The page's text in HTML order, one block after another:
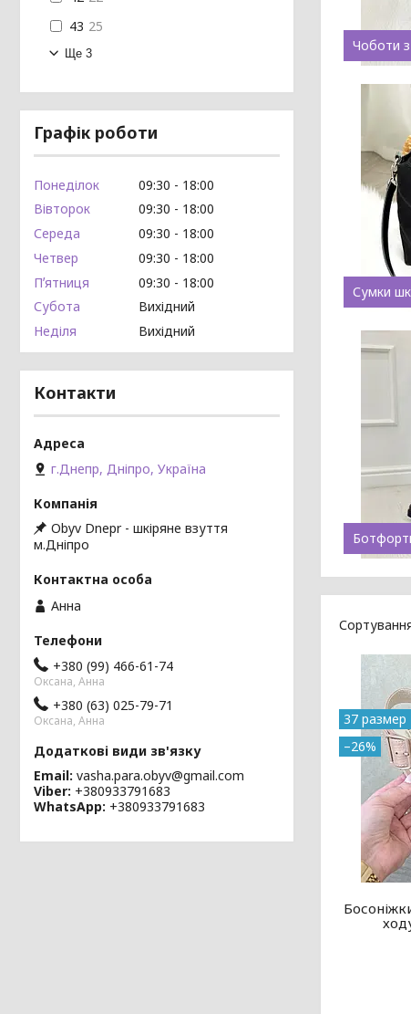
Чоботи з
Сумки
37 размер
–26%
43 25
Ще 3
Графік роботи
Понеділок 09:30
18:00
Вівторок
09:30
18:00
Середа
09:30
18:00
Четвер
09:30
18:00
Пʼятниця
09:30
18:00
Субота
Вихідний
Неділя
Вихідний
Контакти
г.Днепр, Дніпро, Україна
Obyv Dnepr - шкіряне взуття
м.Дніпро
Анна
+380 (99) 466-61-74
Оксана, Анна
+380 (63) 025-79-71
Оксана, Анна
Email vasha.para.obyv@gmail.com
Viber +380933791683
WhatsApp +380933791683